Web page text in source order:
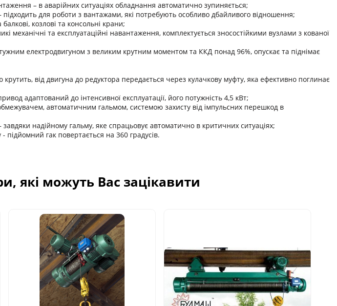
– в аварійних ситуаціях обладнання автоматично зупиняється;
підходить для роботи з вантажами, які потребують особливо дбайливого відношення;
козлові та консольні крани;
механічні та експлуатаційні навантаження, комплектується зносостійкими вузлами з кованої
електродвигуном з великим крутним моментом та ККД понад 96%, опускає та піднімає
від двигуна до редуктора передається через кулачкову муфту, яка ефективно поглинає
адаптований до інтенсивної експлуатації, його потужність 4,5 кВт;
автоматичним гальмом, системою захисту від імпульсних перешкод в
завдяки надійному гальму, яке спрацьовує автоматично в критичних ситуаціях;
гак повертається на 360 градусів.
які можуть Вас зацікавити